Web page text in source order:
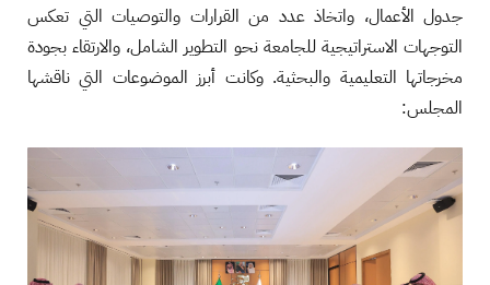
جدول الأعمال، واتخاذ عدد من القرارات والتوصيات التي تعكس
التوجهات الاستراتيجية للجامعة نحو التطوير الشامل، والارتقاء بجودة
مخرجاتها التعليمية والبحثية. وكانت أبرز الموضوعات التي ناقشها
المجلس: